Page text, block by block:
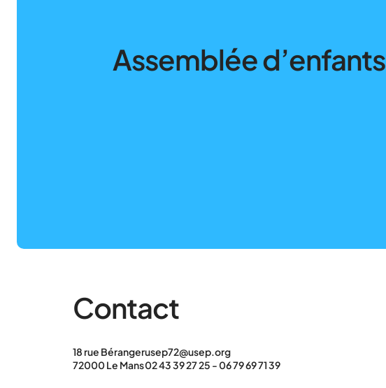
Assemblée d’enfants
Contact
18 rue Béranger
72000 Le Mans
usep72@usep.org
02 43 39 27 25 - 06 79 69 71 39